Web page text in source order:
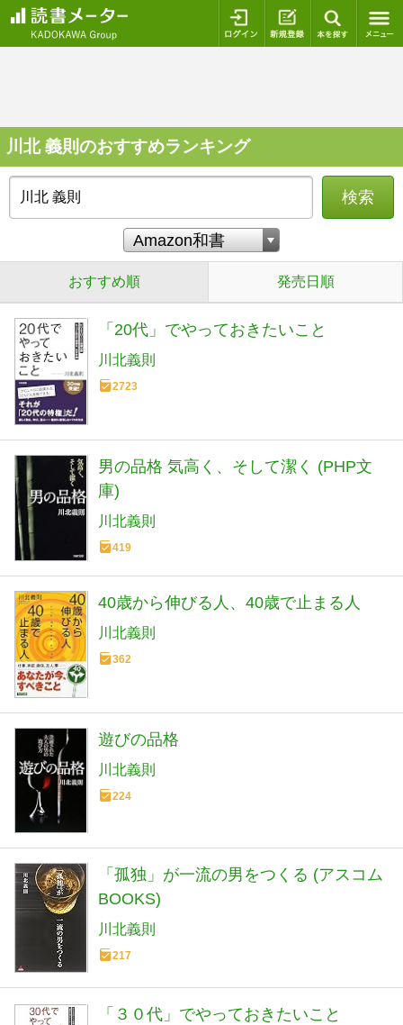
ログイン 新規登録
川北 義則のおすすめランキング
検索
おすすめ順 発売日順
「20代」でやっておきたいこと
川北義則
2723
男の品格 気高く、そして潔く (PHP文
庫)
川北義則
419
40歳から伸びる人、40歳で止まる人
川北義則
362
遊びの品格
川北義則
224
「孤独」が一流の男をつくる (アスコム
BOOKS)
川北義則
217
「３０代」でやっておきたいこと